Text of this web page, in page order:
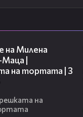
на Милена
|
на тортата | 3
на